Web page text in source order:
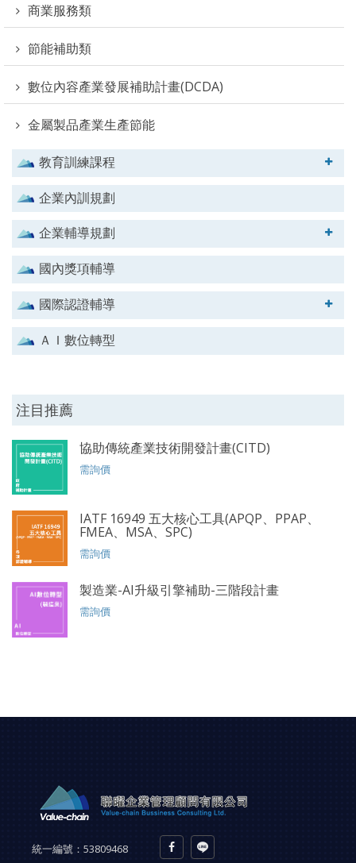
商業服務類
節能補助類
數位內容產業發展補助計畫(DCDA)
金屬製品產業生產節能
教育訓練課程
企業內訓規劃
企業輔導規劃
國內獎項輔導
國際認證輔導
ＡＩ數位轉型
注目推薦
協助傳統產業技術開發計畫(CITD)
需詢價
IATF 16949 五大核心工具(APQP、PPAP、
FMEA、MSA、SPC)
需詢價
製造業-AI升級引擎補助-三階段計畫
需詢價
統一編號： 53809468